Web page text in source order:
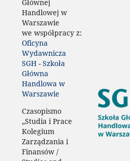
Głównej
Handlowej w
Warszawie
we współpracy z:
Oficyna
Wydawnicza
SGH- Szkoła
Główna
Handlowa w
Warszawie
Czasopismo
„Studia i Prace
Kolegium
Zarządzania i
Finansów /